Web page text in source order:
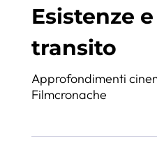
Esistenze
transito
Approfondimenti
Filmcronache